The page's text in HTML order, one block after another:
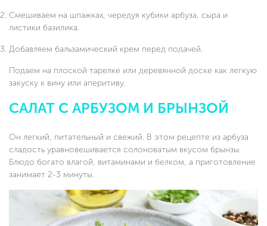
Смешиваем на шпажках, чередуя кубики арбуза, сыра и
листики базилика.
Добавляем бальзамический крем перед подачей.
Подаем на плоской тарелке или деревянной доске как легкую
закуску к вину или аперитиву.
САЛАТ С АРБУЗОМ И БРЫНЗОЙ
Он легкий, питательный и свежий. В этом рецепте из арбуза
сладость уравновешивается солоноватым вкусом брынзы.
Блюдо богато влагой, витаминами и белком, а приготовление
занимает 2-3 минуты.